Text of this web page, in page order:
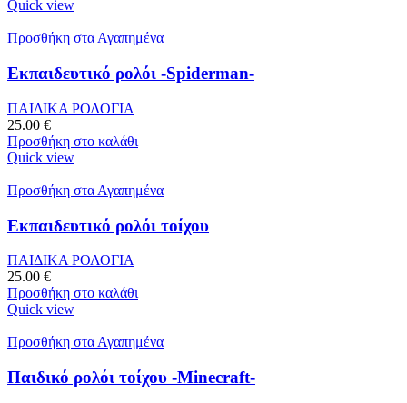
Quick view
Προσθήκη στα Αγαπημένα
Εκπαιδευτικό ρολόι -Spiderman-
ΠΑΙΔΙΚΑ ΡΟΛΟΓΙΑ
25.00 €
Προσθήκη στο καλάθι
Quick view
Προσθήκη στα Αγαπημένα
Εκπαιδευτικό ρολόι τοίχου
ΠΑΙΔΙΚΑ ΡΟΛΟΓΙΑ
25.00 €
Προσθήκη στο καλάθι
Quick view
Προσθήκη στα Αγαπημένα
Παιδικό ρολόι τοίχου -Minecraft-